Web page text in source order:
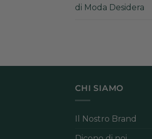
di Moda Desidera
CHI SIAMO
Il Nostro Brand